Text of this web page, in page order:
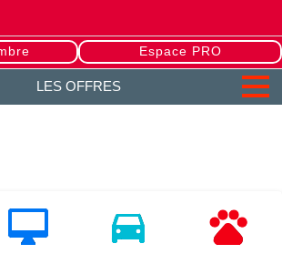
Espace PRO
LES OFFRES
MULTIMEDIA VEHICULES ANIMAUX